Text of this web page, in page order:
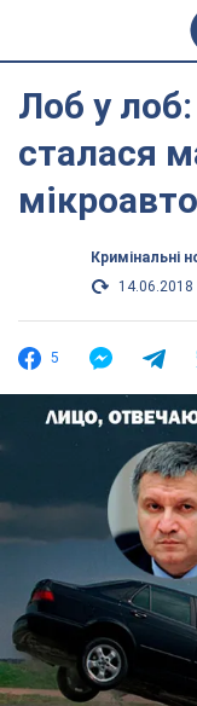
Лоб у
сталася
Кримінальні
14.06.2018
5